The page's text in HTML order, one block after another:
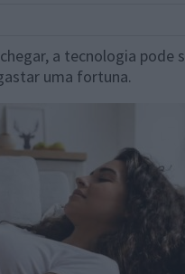
a tecnologia pode
uma fortuna.